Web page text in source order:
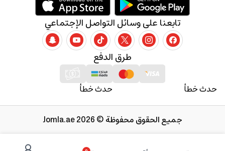
حدث خطأ حدث خطأ
طرق الدفع
تابعنا على وسائل التواصل الإجتماعي
جميع الحقوق محفوظة © 2026 Jomla.ae